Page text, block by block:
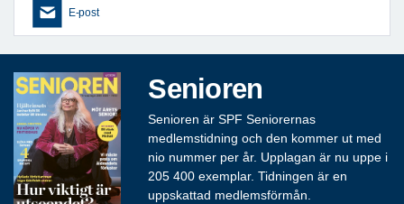
E-post
Senioren
Senioren är SPF Seniorernas
medlemstidning och den kommer ut med
nio nummer per år. Upplagan är nu uppe i
205 400 exemplar. Tidningen är en
uppskattad medlemsförmån.